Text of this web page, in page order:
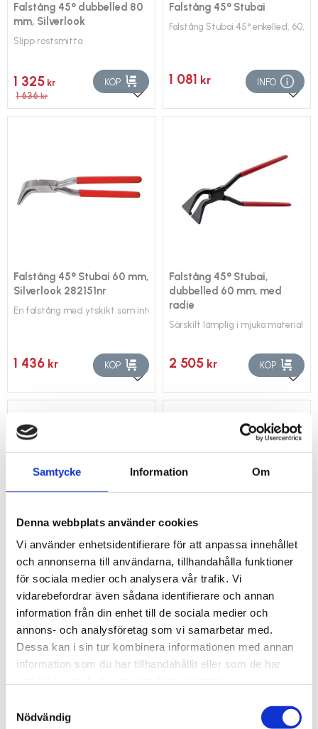
Samtycke Information Om
Denna webbplats använder cookies
Vi använder enhetsidentifierare för att anpassa innehållet
och annonserna till användarna, tillhandahålla funktioner
för sociala medier och analysera vår trafik. Vi
vidarebefordrar även sådana identifierare och annan
information från din enhet till de sociala medier och
annons- och analysföretag som vi samarbetar med.
Dessa kan i sin tur kombinera informationen med annan
information som du har tillhandahållit eller som de har
Nödvändig
Falstång 45° dubbelled 80
mm, Silverlook
Slipp rostsmitta
1 325 kr
1 636kr Lägg till i favoriter
KÖP
Falstång 45° Stubai
Falstång Stubai 45° enkelled, 60,
1 081 kr
INFO
Falstång 45° Stubai 60 mm,
Silverlook 282151nr
En falstång med ytskikt som inte rostar
1 436 kr
Lägg till i favoriter
KÖP
Falstång 45° Stubai,
dubbelled 60 mm, med
radie
Särskilt lämplig i mjuka material
2 505 kr
KÖP
Falstång 45° Stubai,
dubbelled NiroLook,
Med ytskikt som inte rostar
1 634kr
Lägg till i favoriter
INFO
Falstång 45° UVECO med
radie, 60 mm
1 515kr
KÖP